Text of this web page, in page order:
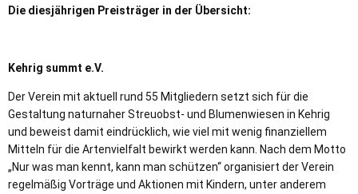
Die diesjährigen Preisträger in der Übersicht:
Kehrig summt e.V.
Der Verein mit aktuell rund 55 Mitgliedern setzt sich für die
Gestaltung naturnaher Streuobst- und Blumenwiesen in Kehrig
und beweist damit eindrücklich, wie viel mit wenig finanziellem
Mitteln für die Artenvielfalt bewirkt werden kann. Nach dem Motto
„Nur was man kennt, kann man schützen“ organisiert der Verein
regelmäßig Vorträge und Aktionen mit Kindern, unter anderem